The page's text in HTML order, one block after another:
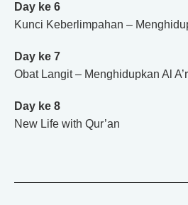
Day ke 6
Kunci Keberlimpahan –
Day ke 7
Obat Langit – Menghidupkan Al
Day ke 8
New Life with Qur’an